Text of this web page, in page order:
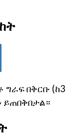
በቅርቡ (ከ3
ይጠበቅበታል።